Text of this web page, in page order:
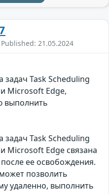
21.05.2024
Task Scheduling
Microsoft Edge,
выполнить
Task Scheduling
Microsoft Edge связана
ее освобождения.
позволить
удаленно, выполнить